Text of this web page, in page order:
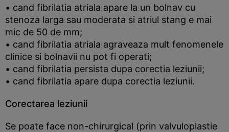
• cand fibrilatia atriala apare la un bolnav cu
stenoza larga sau moderata si atriul stang e mai
mic de 50 de mm;
• cand fibrilatia atriala agraveaza mult fenomenele
clinice si bolnavii nu pot fi operati;
• cand fibrilatia persista dupa corectia leziunii;
• cand fibrilatia apare dupa corectia leziunii.
Corectarea leziunii
Se poate face non-chirurgical (prin valvuloplastie